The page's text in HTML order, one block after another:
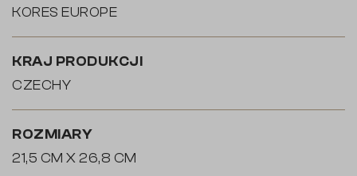
KORES EUROPE
KRAJ PRODUKCJI
CZECHY
ROZMIARY
21,5 CM X 26,8 CM